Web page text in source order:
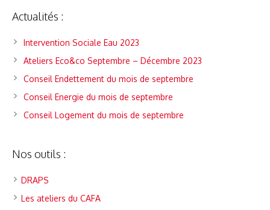
Actualités :
Intervention Sociale Eau 2023
Ateliers Eco&co Septembre – Décembre 2023
Conseil Endettement du mois de septembre
Conseil Energie du mois de septembre
Conseil Logement du mois de septembre
Nos outils :
DRAPS
Les ateliers du CAFA